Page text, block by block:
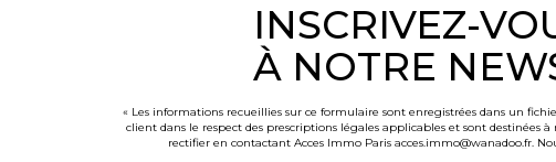
INSCRIVEZ-
À NOTRE
« Les informations recueillies sur ce formulaire sont enregistrées dans un
client dans le respect des prescriptions légales applicables et sont destinées
rectifier en contactant Acces Immo Paris acces.immo@wanadoo.fr.